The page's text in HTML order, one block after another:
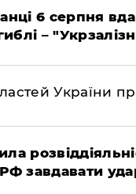
6 серпня
–
України
завдавати